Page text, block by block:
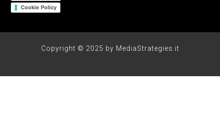
Cookie Policy
Copyright © 2025 by MediaStrategies.it